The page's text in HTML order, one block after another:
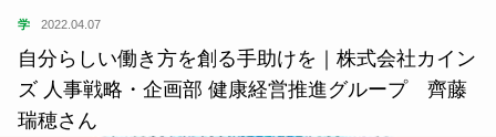
学 2022.04.07
自分らしい働き方を創る手助けを｜株式会社カイン
ズ 人事戦略・企画部 健康経営推進グループ 齊藤
瑞穂さん